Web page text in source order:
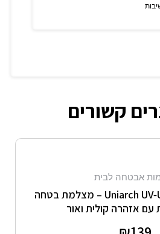
קשורים
אבטחה לבית
Uniarch UV‑UHO‑P2A‑M3F4D – מצלמת בטחה
אזהרה קולית ואור